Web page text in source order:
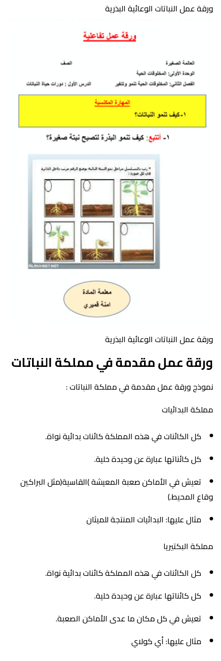
ورقة عمل النباتات الوعائية البذرية
ورقة عمل النباتات الوعائية البذرية
ورقة عمل مقدمة في مملكة النباتات
نموذج ورقة عمل مقدمة في مملكة النباتات :
مملكة البدائيات
كل الكائنات في هذه المملكة كائنات بدائية نواة.
كل كائناتها عبارة عن وحيدة خلية.
تعيش في الأماكن صعبة المعيشة )القاسية(مثل البراكين
وقاع المحيط.)
مثال عليها: البدائيات المنتجة للميثان
مملكة البكتيريا
كل الكائنات في هذه المملكة كائنات بدائية نواة.
كل كائناتها عبارة عن وحيدة خلية.
تعيش في كل مكان ما عدى الأماكن الصعبة.
مثال عليها: أي كولاي